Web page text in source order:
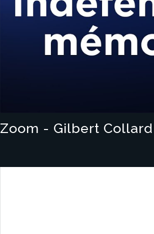
Zoom - Gilbert